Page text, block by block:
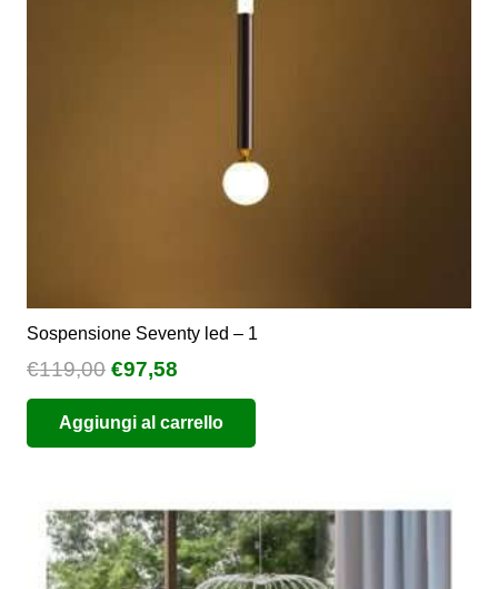
Sospensione Seventy led – 1
€119,00 Il
prezzo
originale
era:
€97,58
prezzo
attuale
è:
Aggiungi al carrello